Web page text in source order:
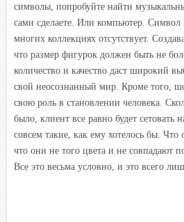
символы, попробуйте найти
сами сделаете. Или компьютер.
многих коллекциях отсутствует.
что размер фигурок должен быть не
количество и качество даст широкий
свой неосознанный мир. Кроме того,
свою роль в становлении человека.
было, клиент все равно будет сетовать
совсем такие, как ему хотелось бы. Что
что они не того цвета и не совпадают
Все это весьма условно, и это всего